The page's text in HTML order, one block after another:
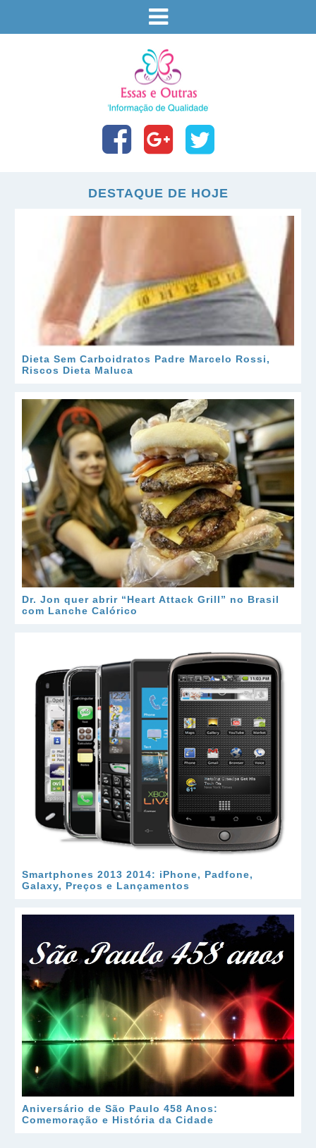
DESTAQUE DE HOJE
Dieta Sem Carboidratos Padre Marcelo Rossi,
Riscos Dieta Maluca
Dr. Jon quer abrir “Heart Attack Grill” no Brasil
com Lanche Calórico
Smartphones 2013 2014: iPhone, Padfone,
Galaxy, Preços e Lançamentos
Aniversário de São Paulo 458 Anos:
Comemoração e História da Cidade